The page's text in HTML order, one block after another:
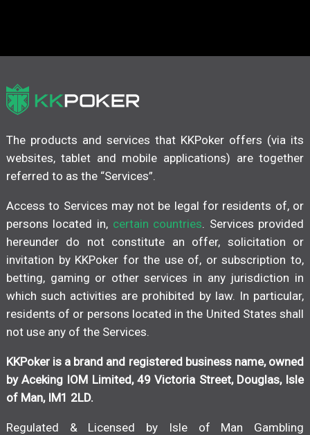
The products and services that KKPoker offers (via its
websites, tablet and mobile applications) are together
referred to as the “Services”.
Access to Services may not be legal for residents of, or
persons located in, certain countries . Services provided
hereunder do not constitute an offer, solicitation or
invitation by KKPoker for the use of, or subscription to,
betting, gaming or other services in any jurisdiction in
which such activities are prohibited by law. In particular,
residents of or persons located in the United States shall
not use any of the Services.
KKPoker is a brand and registered business name, owned
by Aceking IOM Limited, 49 Victoria Street, Douglas, Isle
of Man, IM1 2LD.
Regulated & Licensed by Isle of Man Gambling